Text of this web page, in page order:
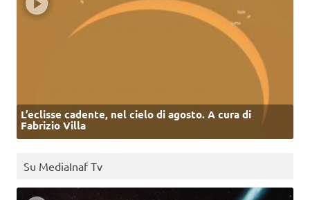
L’eclisse cadente, nel cielo di agosto. A cura di
Fabrizio Villa
Su MediaInaf Tv